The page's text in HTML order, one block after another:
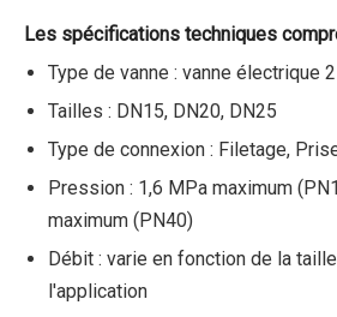
Les spécifications techniques
Type de vanne : vanne électrique
Tailles : DN15, DN20, DN25
Type de connexion : Filetage,
Pression : 1,6 MPa maximum
maximum (PN40)
Débit : varie en fonction de la
l'application